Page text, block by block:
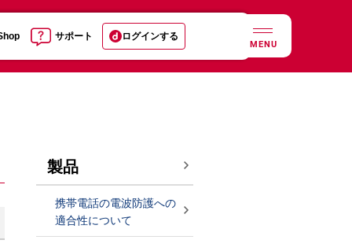
サポート ログインする
MENU
製品
携帯電話の電波防護への
適合性について